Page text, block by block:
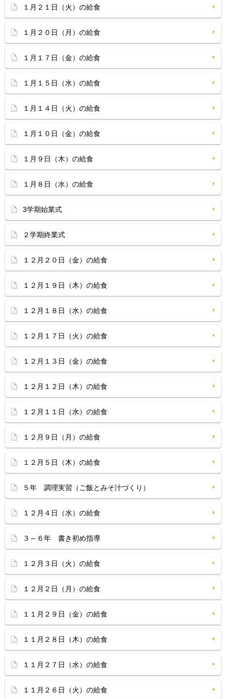
１月２１日（火）の給食
１月２０日（月）の給食
１月１７日（金）の給食
１月１５日（水）の給食
１月１４日（火）の給食
１月１０日（金）の給食
１月９日（木）の給食
１月８日（水）の給食
3学期始業式
２学期終業式
１２月２０日（金）の給食
１２月１９日（木）の給食
１２月１８日（水）の給食
１２月１７日（火）の給食
１２月１３日（金）の給食
１２月１２日（木）の給食
１２月１１日（水）の給食
１２月９日（月）の給食
１２月５日（木）の給食
５年 調理実習（ご飯とみそ汁づくり）
１２月４日（水）の給食
３～６年 書き初め指導
１２月３日（火）の給食
１２月２日（月）の給食
１１月２９日（金）の給食
１１月２８日（木）の給食
１１月２７日（水）の給食
１１月２６日（火）の給食